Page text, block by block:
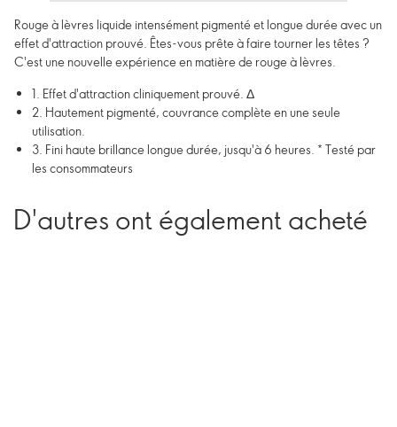
Rouge à lèvres liquide intensément pigmenté et longue durée avec un
effet d'attraction prouvé. Êtes-vous prête à faire tourner les têtes ?
C'est une nouvelle expérience en matière de rouge à lèvres.
1. Effet d'attraction cliniquement prouvé. Δ
2. Hautement pigmenté, couvrance complète en une seule
utilisation.
3. Fini haute brillance longue durée, jusqu'à 6 heures. * Testé par
les consommateurs
D'autres ont également acheté